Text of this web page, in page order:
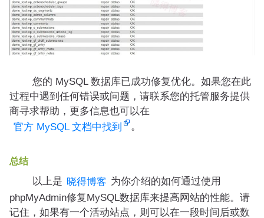
您的 MySQL 数据库已成功修复优化。如果您在此
过程中遇到任何错误或问题，请联系您的托管服务提供
商寻求帮助，更多信息也可以在
官方 MySQL 文档中找到
。
总结
以上是 晓得博客 为你介绍的如何通过使用
phpMyAdmin修复MySQL数据库来提高网站的性能。请
记住，如果有一个活动站点，则可以在一段时间后或数